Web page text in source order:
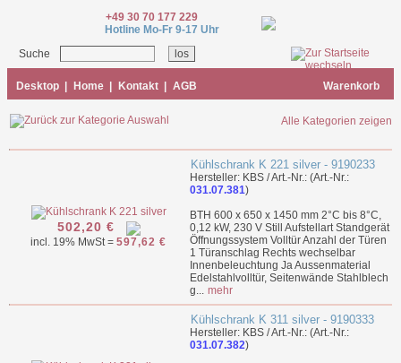
+49 30 70 177 229
Hotline Mo-Fr 9-17 Uhr
Suche
Desktop Home Kontakt AGB Warenkorb
Alle Kategorien zeigen
502,20 €
incl. 19% MwSt = 597,62 €
Kühlschrank K 221 silver - 9190233
Hersteller: KBS / Art.-Nr.: (Art.-Nr.:
031.07.381)
BTH 600 x 650 x 1450 mm 2°C bis 8°C,
0,12 kW, 230 V Still Aufstellart Standgerät
Öffnungssystem Volltür Anzahl der Türen
1 Türanschlag Rechts wechselbar
Innenbeleuchtung Ja Aussenmaterial
Edelstahlvolltür, Seitenwände Stahlblech
g... mehr
Kühlschrank K 311 silver - 9190333
Hersteller: KBS / Art.-Nr.: (Art.-Nr.:
031.07.382)